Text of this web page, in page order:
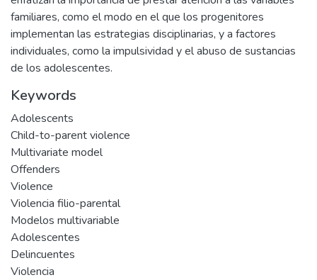
familiares, como el modo en el que los progenitores
implementan las estrategias disciplinarias, y a factores
individuales, como la impulsividad y el abuso de sustancias
de los adolescentes.
Keywords
Adolescents
Child-to-parent violence
Multivariate model
Offenders
Violence
Violencia filio-parental
Modelos multivariable
Adolescentes
Delincuentes
Violencia